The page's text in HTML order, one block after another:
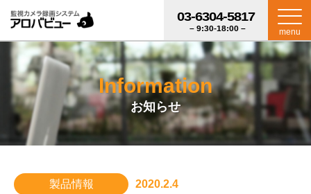
menu
03-6304-5817
– 9:30-18:00 –
Information
お知らせ
製品情報 2020.2.4